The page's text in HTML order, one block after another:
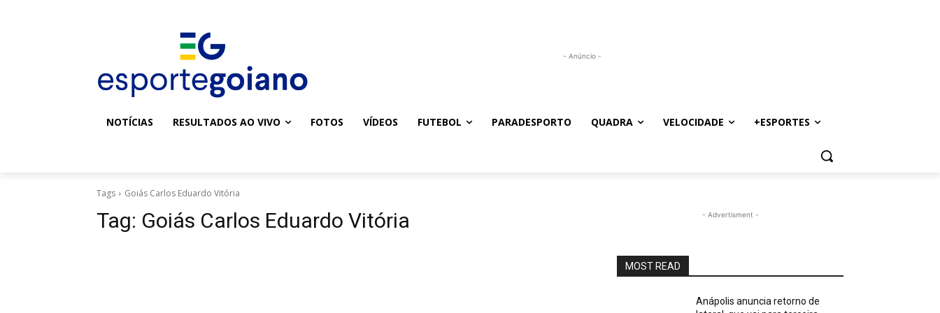
- Anúncio -
NOTÍCIAS RESULTADOS AO VIVO FOTOS VÍDEOS FUTEBOL PARADESPORTO QUADRA VELOCIDADE +ESPORTES
Tags Goiás Carlos Eduardo Vitória
Tag: Goiás Carlos Eduardo Vitória - Advertisment -
MOST READ
Anápolis anuncia retorno de